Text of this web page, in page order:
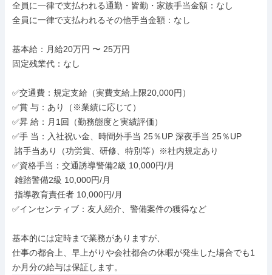
全員に一律で支払われる通勤・皆勤・家族手当金額：なし
全員に一律で支払われるその他手当金額：なし
基本給：月給20万円 〜 25万円
固定残業代：なし
✅交通費：規定支給（実費支給上限20,000円）
✅賞 与：あり（※業績に応じて）
✅昇 給：月1回（勤務態度と実績評価）
✅手 当：入社祝い金、時間外手当 25％UP 深夜手当 25％UP
✅資格手当：交通誘導警備2級 10,000円/月
✅インセンティブ：友人紹介、警備案件の獲得など
基本的には定時まで業務がありますが、
仕事の都合上、早上がりや会社都合の休暇が発生した場合でも1
か月分の給与は保証します。